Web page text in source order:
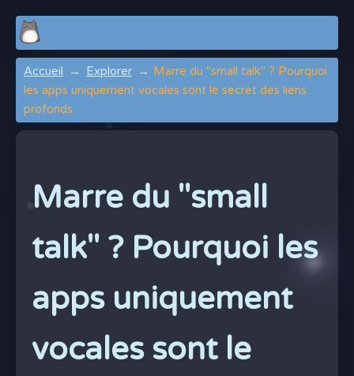
Accueil Explorer
Marre du "small talk" ? Pourquoi
les apps uniquement vocales sont le secret des liens
profonds
Marre du "small
talk" ? Pourquoi les
apps uniquement
vocales sont le